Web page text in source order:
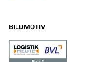
BILDMOTIV